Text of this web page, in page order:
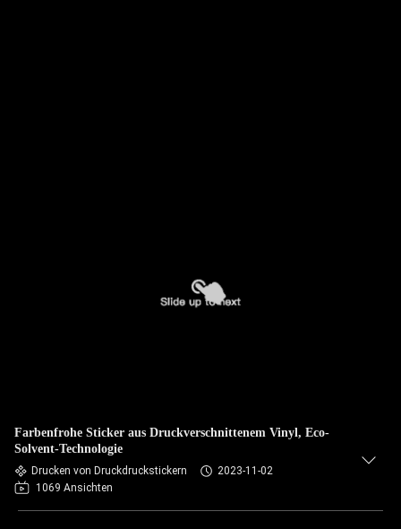
Farbenfrohe Sticker aus Druckverschnittenem Vinyl, Eco-
Solvent-Technologie
Drucken von Druckdruckstickern
2023-11-02
1069 Ansichten